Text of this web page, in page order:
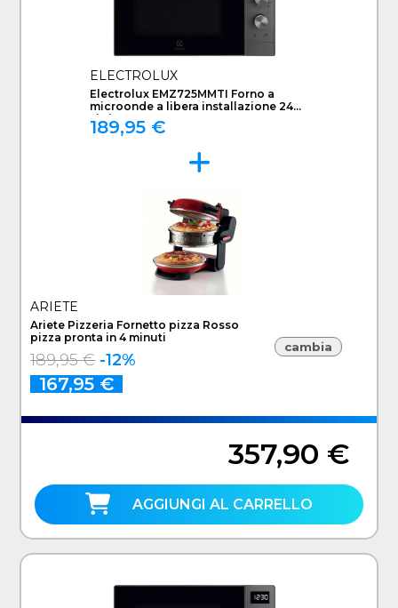
ELECTROLUX
Electrolux EMZ725MMTI Forno a
microonde a libera installazione 24
Litri
189,95 €
ARIETE
Ariete Pizzeria Fornetto pizza Rosso
pizza pronta in 4 minuti
189,95 € -12%
167,95 €
cambia
357,90 €
AGGIUNGI AL CARRELLO